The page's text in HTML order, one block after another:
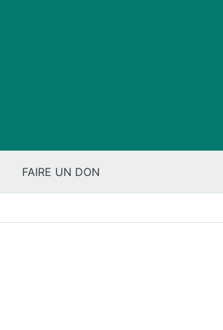
FAIRE UN DON